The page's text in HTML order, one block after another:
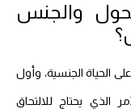
والجنس
الحياة الجنسية، وأول
الذي يحتاج للالتحاق